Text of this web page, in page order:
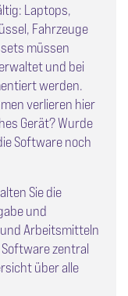
Laptops,
Fahrzeuge
müssen
und bei
werden.
verlieren hier
Gerät? Wurde
Software noch
Sie die
und
Arbeitsmitteln
zentral
über alle